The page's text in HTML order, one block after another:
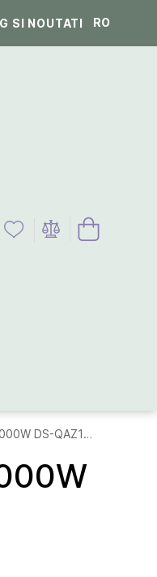
SI NOUTATI RO
Hikvision Amplificator de rețea cu 4 zone cu putere de 1000W DS-QAZ1A1000G1-VB4